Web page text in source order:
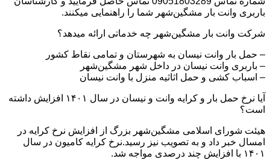
باربری وانت بار مشگین‌شهر شما را راهنمایی میکنند.
شرکت وانت بار مشگین‌شهر چه خدماتی ارائه میدهد؟
– حمل بار وانت نیسان به شهرستان و تمامی نقاط کشور
– باربری وانت نیسان در داخل شهر مشگین‌شهر
– اسباب کشی و حمل اثاثیه منزل با وانت نیسان
آیا نرخ حمل بار و کرایه وانت و نیسان در سال ۱۴۰۱ افزایش داشته
است؟
هیئت شورای اسلامی مشگین‌شهر بزرگ از افزایش نرخ کرایه در
امسال خبر داد و به تصویب نیز رسید.نرخ کرایه کامیون در سال
۱۴۰۱ با افزایش چند درصدی مواجه شد.